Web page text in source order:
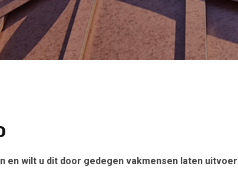
en wilt u dit door gedegen vakmensen laten